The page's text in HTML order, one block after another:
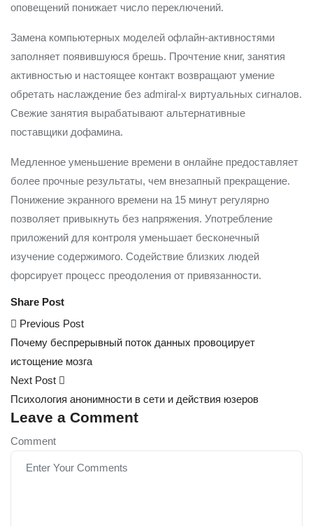
оповещений понижает число переключений.
Замена компьютерных моделей офлайн-активностями
заполняет появившуюся брешь. Прочтение книг, занятия
активностью и настоящее контакт возвращают умение
обретать наслаждение без admiral-x виртуальных сигналов.
Свежие занятия вырабатывают альтернативные
поставщики дофамина.
Медленное уменьшение времени в онлайне предоставляет
более прочные результаты, чем внезапный прекращение.
Понижение экранного времени на 15 минут регулярно
позволяет привыкнуть без напряжения. Употребление
приложений для контроля уменьшает бесконечный
изучение содержимого. Содействие близких людей
форсирует процесс преодоления от привязанности.
Share Post
Post
navigation
Previous Post
Почему беспрерывный поток данных провоцирует
истощение мозга
Next Post
Психология анонимности в сети и действия юзеров
Leave a Comment
Comment